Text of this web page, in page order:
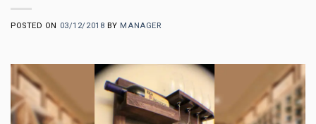
POSTED ON 03/12/2018 BY MANAGER